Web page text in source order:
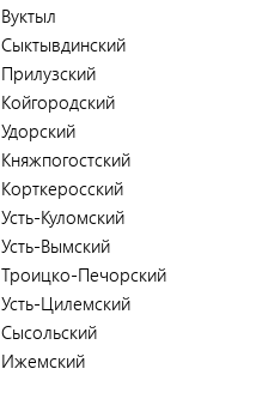
Вуктыл
Сыктывдинский
Прилузский
Койгородский
Удорский
Княжпогостский
Корткеросский
Усть-Куломский
Усть-Вымский
Троицко-Печорский
Усть-Цилемский
Сысольский
Ижемский